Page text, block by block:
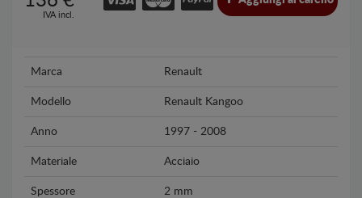
IVA incl.
Marca Renault
Modello Renault Kangoo
Anno 1997 - 2008
Materiale Acciaio
Spessore 2 mm